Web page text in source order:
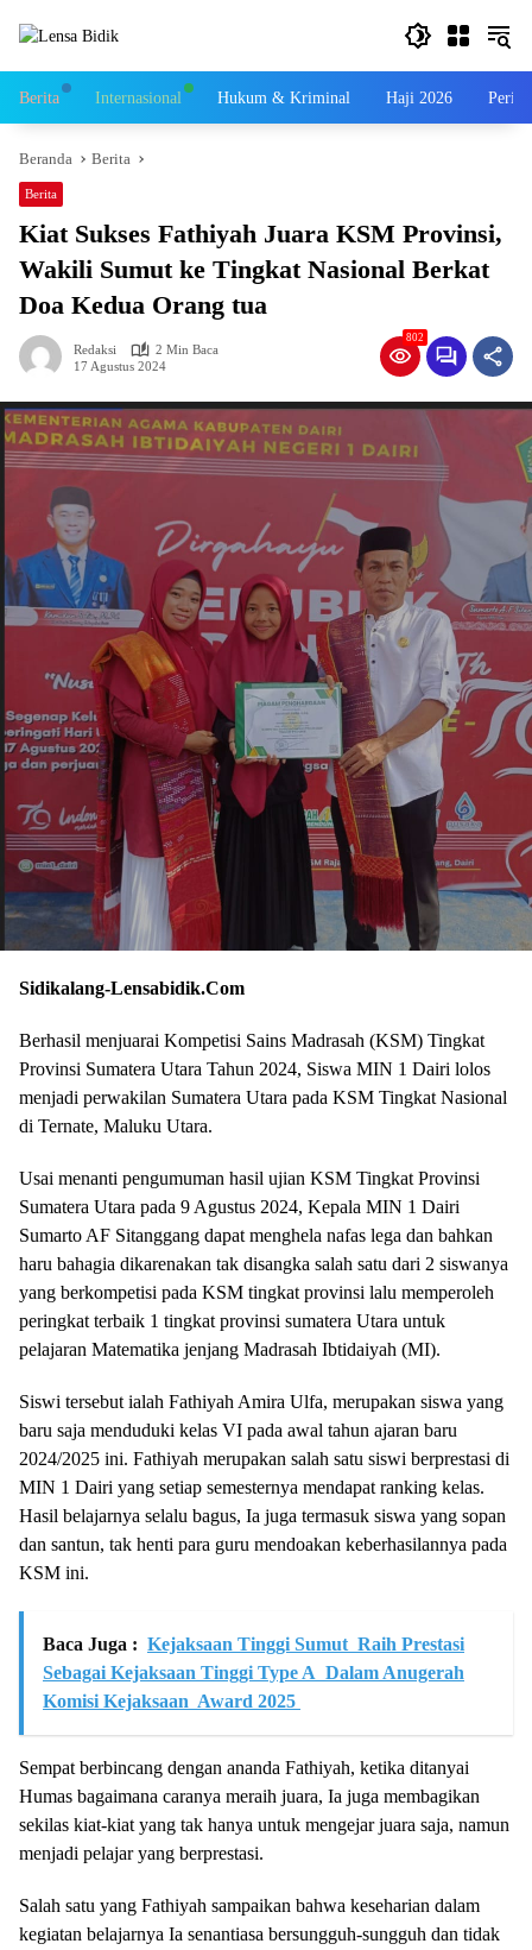
Berita Internasional Hukum & Kriminal Haji 2026
Beranda Berita
Berita
Kiat Sukses Fathiyah Juara KSM Provinsi,
Wakili Sumut ke Tingkat Nasional Berkat
Doa Kedua Orang tua
Redaksi
2 Min Baca
17 Agustus 2024
802
Sidikalang-Lensabidik.Com
Berhasil menjuarai Kompetisi Sains Madrasah (KSM) Tingkat
Provinsi Sumatera Utara Tahun 2024, Siswa MIN 1 Dairi lolos
menjadi perwakilan Sumatera Utara pada KSM Tingkat Nasional
di Ternate, Maluku Utara.
Usai menanti pengumuman hasil ujian KSM Tingkat Provinsi
Sumatera Utara pada 9 Agustus 2024, Kepala MIN 1 Dairi
Sumarto AF Sitanggang dapat menghela nafas lega dan bahkan
haru bahagia dikarenakan tak disangka salah satu dari 2 siswanya
yang berkompetisi pada KSM tingkat provinsi lalu memperoleh
peringkat terbaik 1 tingkat provinsi sumatera Utara untuk
pelajaran Matematika jenjang Madrasah Ibtidaiyah (MI).
Siswi tersebut ialah Fathiyah Amira Ulfa, merupakan siswa yang
baru saja menduduki kelas VI pada awal tahun ajaran baru
2024/2025 ini. Fathiyah merupakan salah satu siswi berprestasi di
MIN 1 Dairi yang setiap semesternya mendapat ranking kelas.
Hasil belajarnya selalu bagus, Ia juga termasuk siswa yang sopan
dan santun, tak henti para guru mendoakan keberhasilannya pada
KSM ini.
Baca Juga : Kejaksaan Tinggi Sumut Raih Prestasi
Sebagai Kejaksaan Tinggi Type A Dalam Anugerah
Komisi Kejaksaan Award 2025
Sempat berbincang dengan ananda Fathiyah, ketika ditanyai
Humas bagaimana caranya meraih juara, Ia juga membagikan
sekilas kiat-kiat yang tak hanya untuk mengejar juara saja, namun
menjadi pelajar yang berprestasi.
Salah satu yang Fathiyah sampaikan bahwa keseharian dalam
kegiatan belajarnya Ia senantiasa bersungguh-sungguh dan tidak